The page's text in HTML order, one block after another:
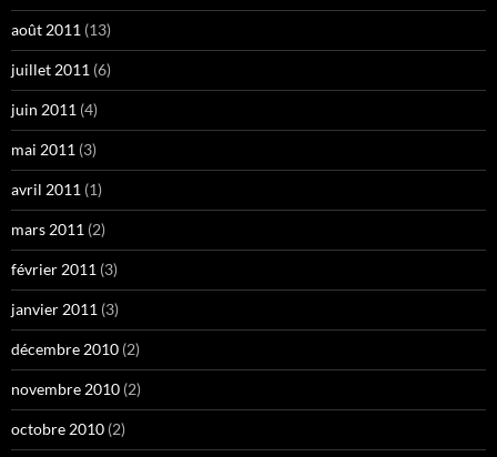
août 2011 (13)
juillet 2011 (6)
juin 2011 (4)
mai 2011 (3)
avril 2011 (1)
mars 2011 (2)
février 2011 (3)
janvier 2011 (3)
décembre 2010 (2)
novembre 2010 (2)
octobre 2010 (2)